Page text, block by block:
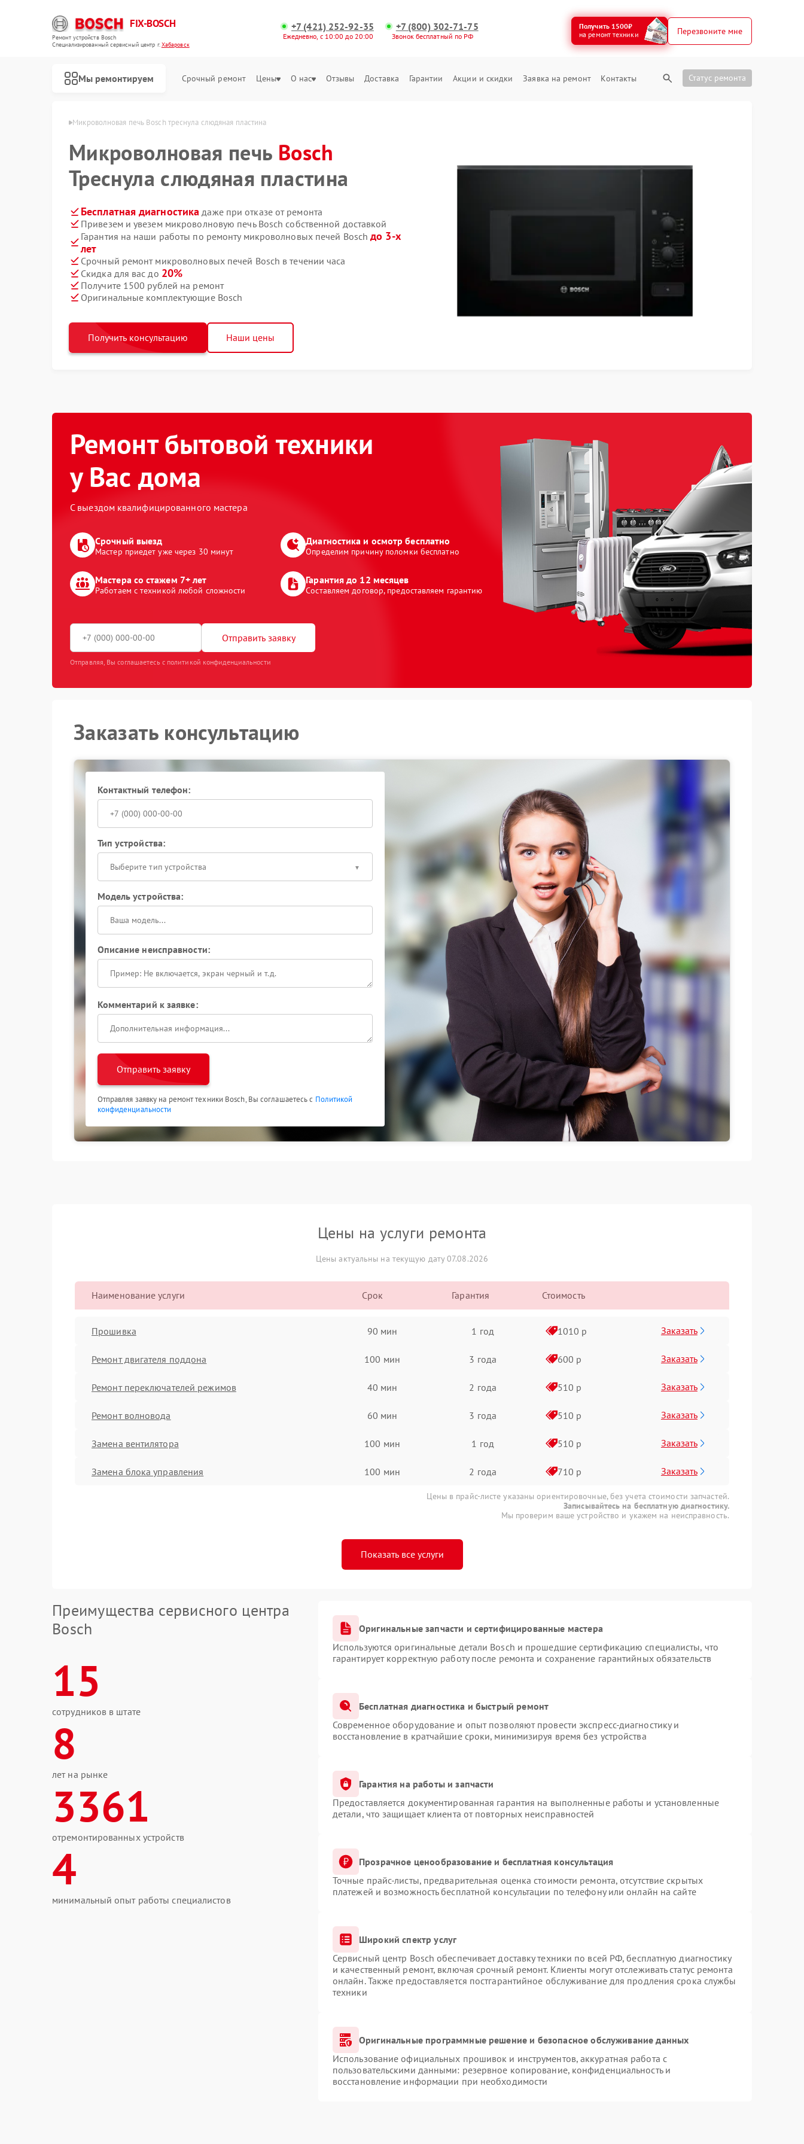
FIX-BOSCH
Ремонт устройств Bosch
Специализированный cервисный центр г.Хабаровск
+7 (421) 252-92-35
Ежедневно, с 10:00 до 20:00
+7 (800) 302-71-75
Звонок бесплатный по РФ
Получить 1500₽
на ремонт техники
Перезвоните мне
Мы ремонтируем Срочный ремонт Цены О нас Отзывы Доставка Гарантии Акции и скидки Заявка на ремонт Контакты Статус ремонта
в Хабаровске Микроволновая печь Bosch треснула слюдяная пластина
Микроволновая печь Bosch
Треснула слюдяная пластина
Бесплатная диагностика даже при отказе от ремонта
Привезем и увезем микроволновую печь Bosch собственной доставкой
Гарантия на наши работы по ремонту микроволновых печей Boschдо 3-х
лет
Срочный ремонт микроволновых печей Bosch в течении часа
Скидка для вас до 20%
Получите 1500 рублей на ремонт
Оригинальные комплектующие Bosch
Получить консультацию Наши цены
Ремонт бытовой техники
у Вас дома
С выездом квалифицированного мастера
Срочный выезд
Мастер приедет уже через 30 минут
Диагностика и осмотр бесплатно
Определим причину поломки бесплатно
Мастера со стажем 7+ лет
Работаем с техникой любой сложности
Гарантия до 12 месяцев
Составляем договор, предоставляем гарантию
Отправить заявку
Отправляя, Вы соглашаетесь с политикой конфиденциальности
Заказать консультацию
Контактный телефон:
Тип устройства:
Выберите тип устройства
Модель устройства:
Описание неисправности:
Комментарий к заявке:
Отправить заявку
Отправляя заявку на ремонт техники Bosch, Вы соглашаетесь с Политикой
конфиденциальности
Цены на услуги ремонта
Цены актуальны на текущую дату 07.08.2026
Наименование услуги Срок Гарантия Стоимость
Прошивка 90 мин 1 год 1010 р Заказать
Ремонт двигателя поддона 100 мин 3 года 600 р Заказать
Ремонт переключателей режимов 40 мин 2 года 510 р Заказать
Ремонт волновода 60 мин 3 года 510 р Заказать
Замена вентилятора 100 мин 1 год 510 р Заказать
Замена блока управления 100 мин 2 года 710 р Заказать
Цены в прайс-листе указаны ориентировочные, без учета стоимости запчастей.
Записывайтесь на бесплатную диагностику.
Мы проверим ваше устройство и укажем на неисправность.
Показать все услуги
Преимущества сервисного центра
Bosch
15
сотрудников в штате
8
лет на рынке
3361
отремонтированных устройств
4
минимальный опыт работы специалистов
Оригинальные запчасти и сертифицированные мастера
Используются оригинальные детали Bosch и прошедшие сертификацию специалисты, что
гарантирует корректную работу после ремонта и сохранение гарантийных обязательств
Бесплатная диагностика и быстрый ремонт
Современное оборудование и опыт позволяют провести экспресс-диагностику и
восстановление в кратчайшие сроки, минимизируя время без устройства
Гарантия на работы и запчасти
Предоставляется документированная гарантия на выполненные работы и установленные
детали, что защищает клиента от повторных неисправностей
Прозрачное ценообразование и бесплатная консультация
Точные прайс-листы, предварительная оценка стоимости ремонта, отсутствие скрытых
платежей и возможность бесплатной консультации по телефону или онлайн на сайте
Широкий спектр услуг
Сервисный центр Bosch обеспечивает доставку техники по всей РФ, бесплатную диагностику
и качественный ремонт, включая срочный ремонт. Клиенты могут отслеживать статус ремонта
онлайн. Также предоставляется постгарантийное обслуживание для продления срока службы
техники
Оригинальные программные решение и безопасное обслуживание данных
Использование официальных прошивок и инструментов, аккуратная работа с
пользовательскими данными: резервное копирование, конфиденциальность и
восстановление информации при необходимости